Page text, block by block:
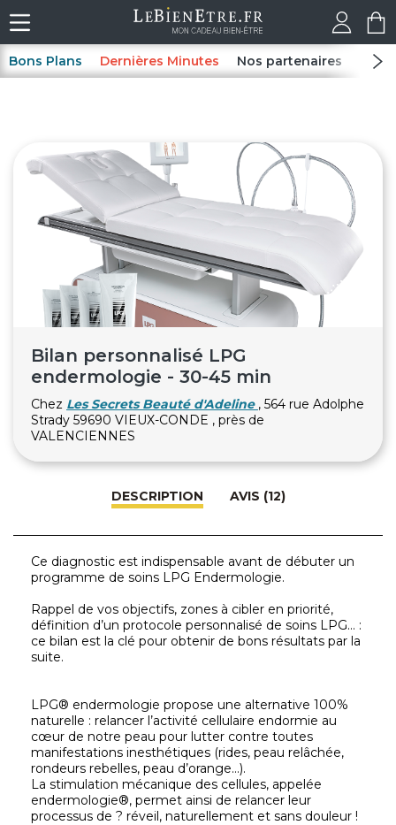
Bons Plans Dernières Minutes Nos partenaires Spas
Bilan personnalisé LPG
endermologie - 30-45 min
Chez Les Secrets Beauté d'Adeline , 564 rue Adolphe
Strady 59690 VIEUX-CONDE , près de
VALENCIENNES
DESCRIPTION AVIS (12)
Ce diagnostic est indispensable avant de débuter un
programme de soins LPG Endermologie.
Rappel de vos objectifs, zones à cibler en priorité,
définition d’un protocole personnalisé de soins LPG… :
ce bilan est la clé pour obtenir de bons résultats par la
suite.
LPG® endermologie propose une alternative 100%
naturelle : relancer l’activité cellulaire endormie au
cœur de notre peau pour lutter contre toutes
manifestations inesthétiques (rides, peau relâchée,
rondeurs rebelles, peau d’orange…).
La stimulation mécanique des cellules, appelée
endermologie®, permet ainsi de relancer leur
processus de ? réveil, naturellement et sans douleur !